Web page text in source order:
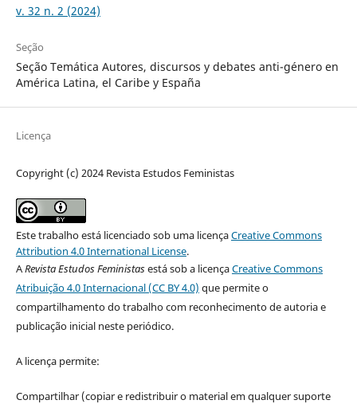
v. 32 n. 2 (2024)
Seção
Seção Temática Autores, discursos y debates anti-género en
América Latina, el Caribe y España
Licença
Copyright (c) 2024 Revista Estudos Feministas
Este trabalho está licenciado sob uma licençaCreative Commons
Attribution 4.0 International License.
ARevista Estudos Feministasestá sob a licençaCreative Commons
Atribuição 4.0 Internacional (CC BY 4.0) que permite o
compartilhamento do trabalho com reconhecimento de autoria e
publicação inicial neste periódico.
A licença permite:
Compartilhar (copiar e redistribuir o material em qualquer suporte